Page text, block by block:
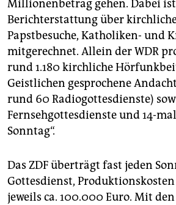
Millionenbetrag gehen. Dabei
Berichterstattung über
Papstbesuche, Katholiken- und
mitgerechnet. Allein der WDR
rund 1.180 kirchliche
Geistlichen gesprochene
rund 60 Radiogottesdienste)
Fernsehgottesdienste und 14-
Sonntag“.
Das ZDF überträgt fast jeden
Gottesdienst,
jeweils ca. 100.000 Euro. Mit